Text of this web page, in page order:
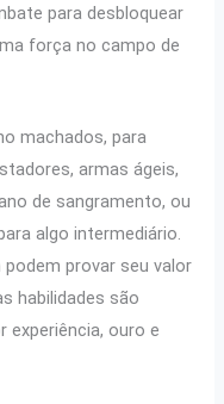
para desbloquear
força no campo de
machados, para
armas ágeis,
de sangramento, ou
algo intermediário.
provar seu valor
habilidades são
ouro e